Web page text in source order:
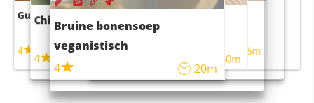
Guacamole
4
Chili con carne
4 45m
Bruine bonensoep
veganistisch
4
20m
Sushi rijstsalade
maaltijdsalade
40m
4 55m